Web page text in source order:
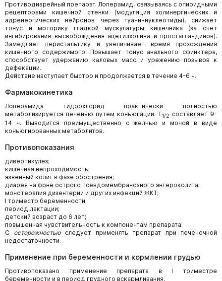
Противодиарейный препарат. Лоперамид, связываясь с опиоидными
рецепторами кишечной стенки (модуляция холинергических и
адренергических нейронов через гуаниннуклеотиды), снижает
тонус и моторику гладкой мускулатуры кишечника (за счет
ингибирования высвобождения ацетилхолина и простагландинов).
Замедляет перистальтику и увеличивает время прохождения
кишечного содержимого. Повышает тонус анального сфинктера,
способствует удержанию каловых масс и урежению позывов к
дефекации.
Действие наступает быстро и продолжается в течение 4-6 ч.
Фармакокинетика
Лоперамида гидрохлорид практически полностью
метаболизируется печенью путем конъюгации. T1/2 составляет 9-
14 ч. Выводится преимущественно с желчью и мочой в виде
конъюгированных метаболитов.
Противопоказания
дивертикулез;
кишечная непроходимость;
язвенный колит в фазе обострения;
диарея на фоне острого псевдомембранозного энтероколита;
монотерапия дизентерии и других инфекций ЖКТ;
I триместр беременности;
период лактации;
детский возраст до 6 лет;
повышенная чувствительность к компонентам препарата.
С осторожностьюследует применять препарат при печеночной
недостаточности.
Применение при беременности и кормлении грудью
Противопоказано применение препарата в I триместре
беременности и в период грудного вскармливания.